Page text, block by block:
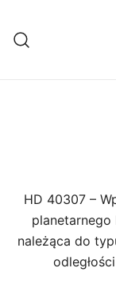
treści
HD 40307 –
należąca do